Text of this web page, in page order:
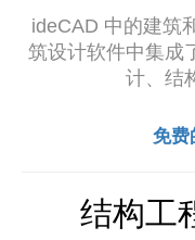
ideCAD 中的建筑
筑设计软件中集成
计、结
免费
结构工